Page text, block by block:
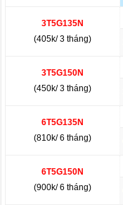
3T5G135N
(405k/ 3 tháng)
3T5G150N
(450k/ 3 tháng)
6T5G135N
(810k/ 6 tháng)
6T5G150N
(900k/ 6 tháng)